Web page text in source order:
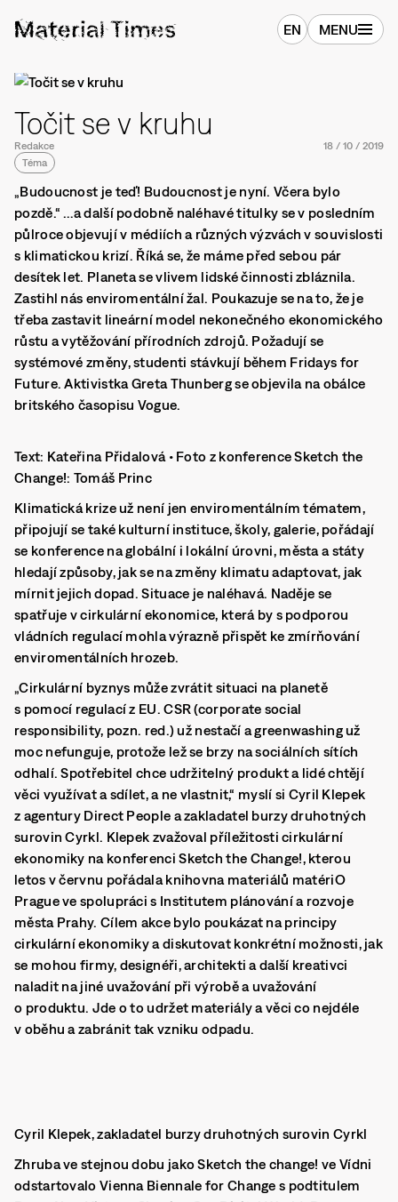
EN MENU
Točit se v kruhu
Redakce 18 / 10 / 2019
Téma
„Budoucnost je teď! Budoucnost je nyní. Včera bylo
pozdě.“ …a další podobně naléhavé titulky se v posledním
půlroce objevují v médiích a různých výzvách v souvislosti
s klimatickou krizí. Říká se, že máme před sebou pár
desítek let. Planeta se vlivem lidské činnosti zbláznila.
Zastihl nás enviromentální žal. Poukazuje se na to, že je
třeba zastavit lineární model nekonečného ekonomického
růstu a vytěžování přírodních zdrojů. Požadují se
systémové změny, studenti stávkují během Fridays for
Future. Aktivistka Greta Thunberg se objevila na obálce
britského časopisu Vogue.
Text: Kateřina Přidalová • Foto z konference Sketch the
Change!: Tomáš Princ
Klimatická krize už není jen enviromentálním tématem,
připojují se také kulturní instituce, školy, galerie, pořádají
se konference na globální i lokální úrovni, města a státy
hledají způsoby, jak se na změny klimatu adaptovat, jak
mírnit jejich dopad. Situace je naléhavá. Naděje se
spatřuje v cirkulární ekonomice, která by s podporou
vládních regulací mohla výrazně přispět ke zmírňování
enviromentálních hrozeb.
„Cirkulární byznys může zvrátit situaci na planetě
s pomocí regulací z EU. CSR (corporate social
responsibility, pozn. red.) už nestačí a greenwashing už
moc nefunguje, protože lež se brzy na sociálních sítích
odhalí. Spotřebitel chce udržitelný produkt a lidé chtějí
věci využívat a sdílet, a ne vlastnit,“ myslí si Cyril Klepek
z agentury Direct People a zakladatel burzy druhotných
surovin Cyrkl. Klepek zvažoval příležitosti cirkulární
ekonomiky na konferenci Sketch the Change!, kterou
letos v červnu pořádala knihovna materiálů matériO
Prague ve spolupráci s Institutem plánování a rozvoje
města Prahy. Cílem akce bylo poukázat na principy
cirkulární ekonomiky a diskutovat konkrétní možnosti, jak
se mohou firmy, designéři, architekti a další kreativci
naladit na jiné uvažování při výrobě a uvažování
o produktu. Jde o to udržet materiály a věci co nejdéle
v oběhu a zabránit tak vzniku odpadu.
Cyril Klepek, zakladatel burzy druhotných surovin Cyrkl
Zhruba ve stejnou dobu jako Sketch the change! ve Vídni
odstartovalo Vienna Biennale for Change s podtitulem